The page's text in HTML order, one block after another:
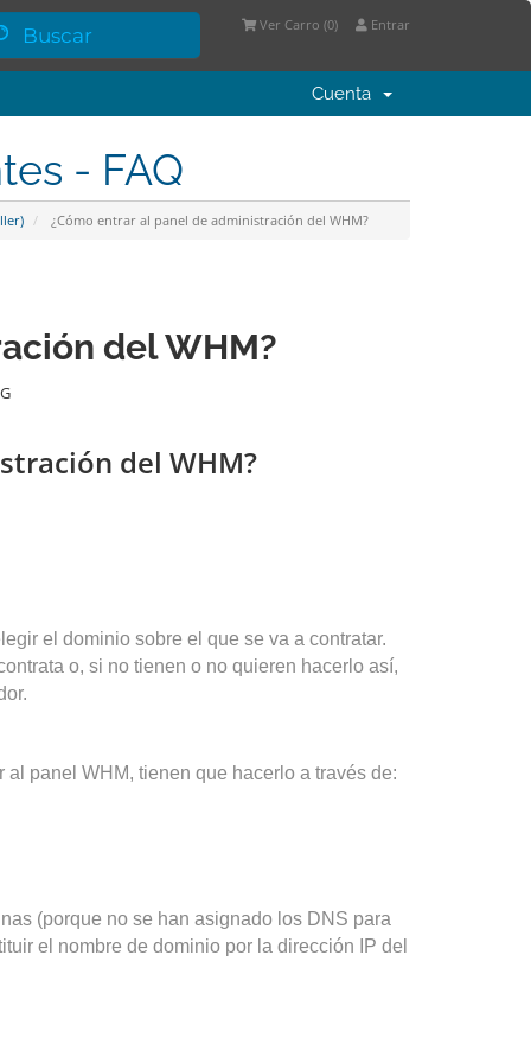
Entrar
Ver Carro (0)
Cuenta
- FAQ
¿Cómo entrar al panel de administración del WHM?
del WHM?
del WHM?
el dominio sobre el que se va a contratar.
o, si no tienen o no quieren hacerlo así,
panel WHM, tienen que hacerlo a través de:
(porque no se han asignado los DNS para
el nombre de dominio por la dirección IP del